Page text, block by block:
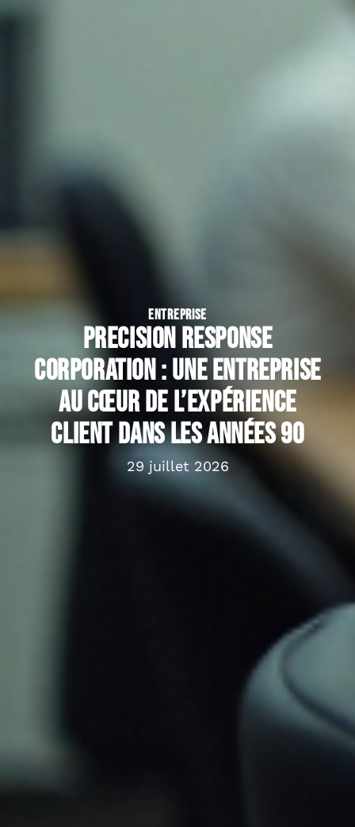
ENTREPRISE
Precision Response
Corporation : une entreprise
au cœur de l’expérience
client dans les années 90
29 juillet 2026